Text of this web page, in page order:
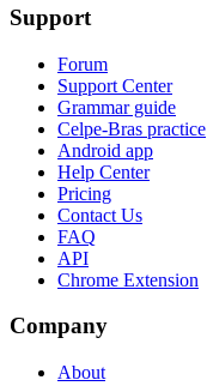
Support
Forum
Support Center
Grammar guide
Celpe-Bras practice
Android app
Help Center
Pricing
Contact Us
FAQ
API
Chrome Extension
Company
About